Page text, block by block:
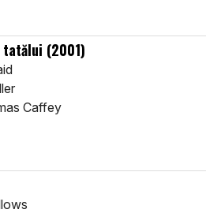
tatălui (2001)
Caffey